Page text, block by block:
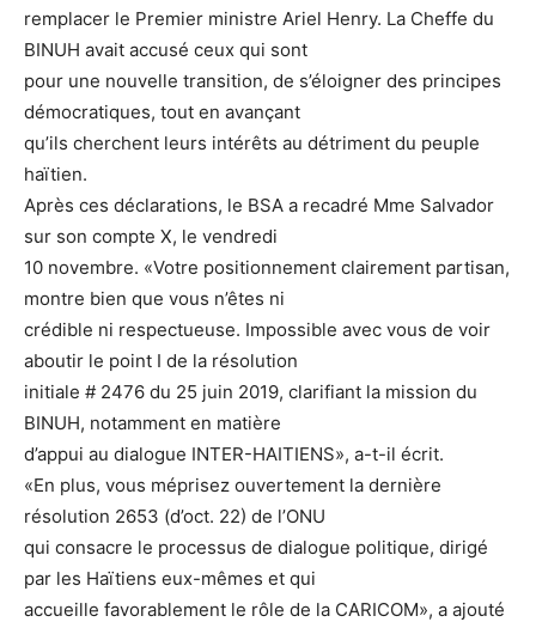
remplacer le Premier ministre Ariel Henry. La Cheffe du
BINUH avait accusé ceux qui sont
pour une nouvelle transition, de s’éloigner des principes
démocratiques, tout en avançant
qu’ils cherchent leurs intérêts au détriment du peuple
haïtien.
Après ces déclarations, le BSA a recadré Mme Salvador
sur son compte X, le vendredi
10 novembre. «Votre positionnement clairement partisan,
montre bien que vous n’êtes ni
crédible ni respectueuse. Impossible avec vous de voir
aboutir le point I de la résolution
initiale # 2476 du 25 juin 2019, clarifiant la mission du
BINUH, notamment en matière
d’appui au dialogue INTER-HAITIENS», a-t-il écrit.
«En plus, vous méprisez ouvertement la dernière
résolution 2653 (d’oct. 22) de l’ONU
qui consacre le processus de dialogue politique, dirigé
par les Haïtiens eux-mêmes et qui
accueille favorablement le rôle de la CARICOM», a ajouté